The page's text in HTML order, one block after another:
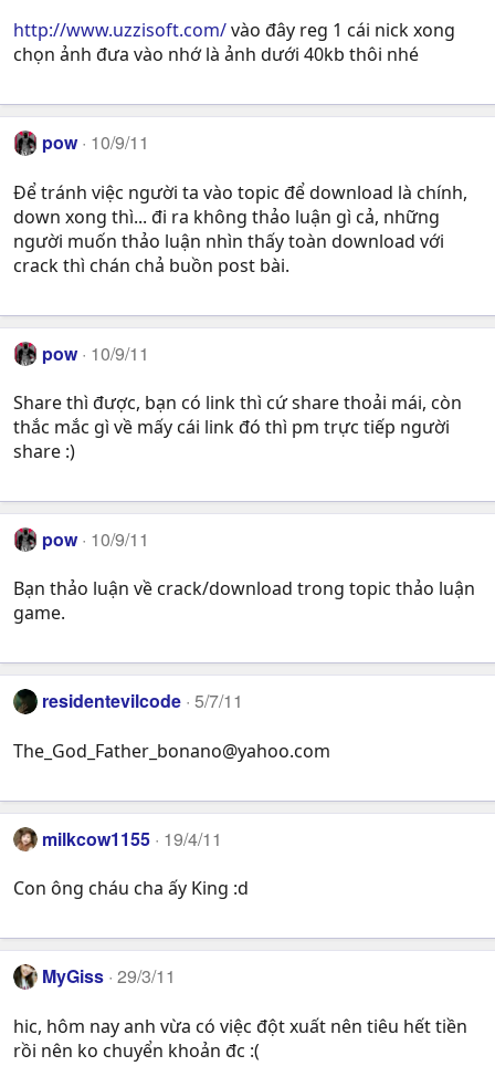
http://www.uzzisoft.com/vào đây reg 1 cái nick xong
chọn ảnh đưa vào nhớ là ảnh dưới 40kb thôi nhé
pow 10/9/11
Để tránh việc người ta vào topic để download là chính,
down xong thì... đi ra không thảo luận gì cả, những
người muốn thảo luận nhìn thấy toàn download với
crack thì chán chả buồn post bài.
pow 10/9/11
Share thì được, bạn có link thì cứ share thoải mái, còn
thắc mắc gì về mấy cái link đó thì pm trực tiếp người
share :)
pow 10/9/11
Bạn thảo luận về crack/download trong topic thảo luận
game.
residentevilcode 5/7/11
The_God_Father_bonano@yahoo.com
milkcow1155 19/4/11
Con ông cháu cha ấy King :d
MyGiss 29/3/11
hic, hôm nay anh vừa có việc đột xuất nên tiêu hết tiền
rồi nên ko chuyển khoản đc :(